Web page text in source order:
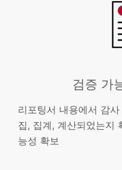
검증 가
리포팅서 내용에서 감
집, 집계, 계산되었는지
능성 확보